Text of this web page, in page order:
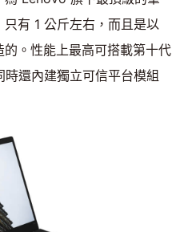
有 1 公斤左右，而且是以
。性能上最高可搭載第十代
還內建獨立可信平台模組